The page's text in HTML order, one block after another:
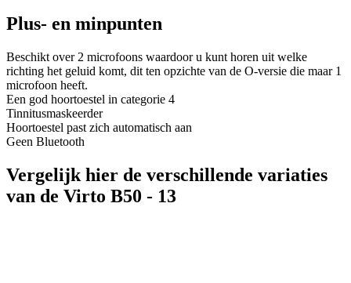
Plus- en minpunten
Beschikt over 2 microfoons waardoor u kunt horen uit welke
richting het geluid komt, dit ten opzichte van de O-versie die maar 1
microfoon heeft.
Een god hoortoestel in categorie 4
Tinnitusmaskeerder
Hoortoestel past zich automatisch aan
Geen Bluetooth
Vergelijk hier de verschillende variaties
van de Virto B50 - 13